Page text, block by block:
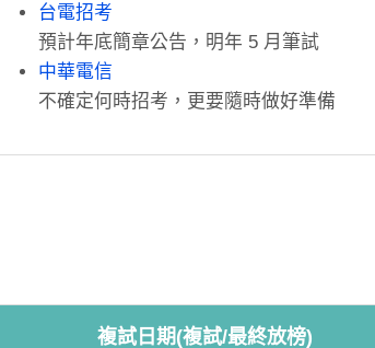
台電招考
預計年底簡章公告，明年 5 月筆試
中華電信
不確定何時招考，更要隨時做好準備
複試日期(複試/最終放榜)